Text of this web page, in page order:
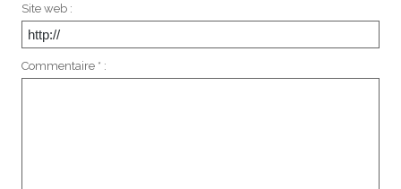
Site web :
Commentaire * :